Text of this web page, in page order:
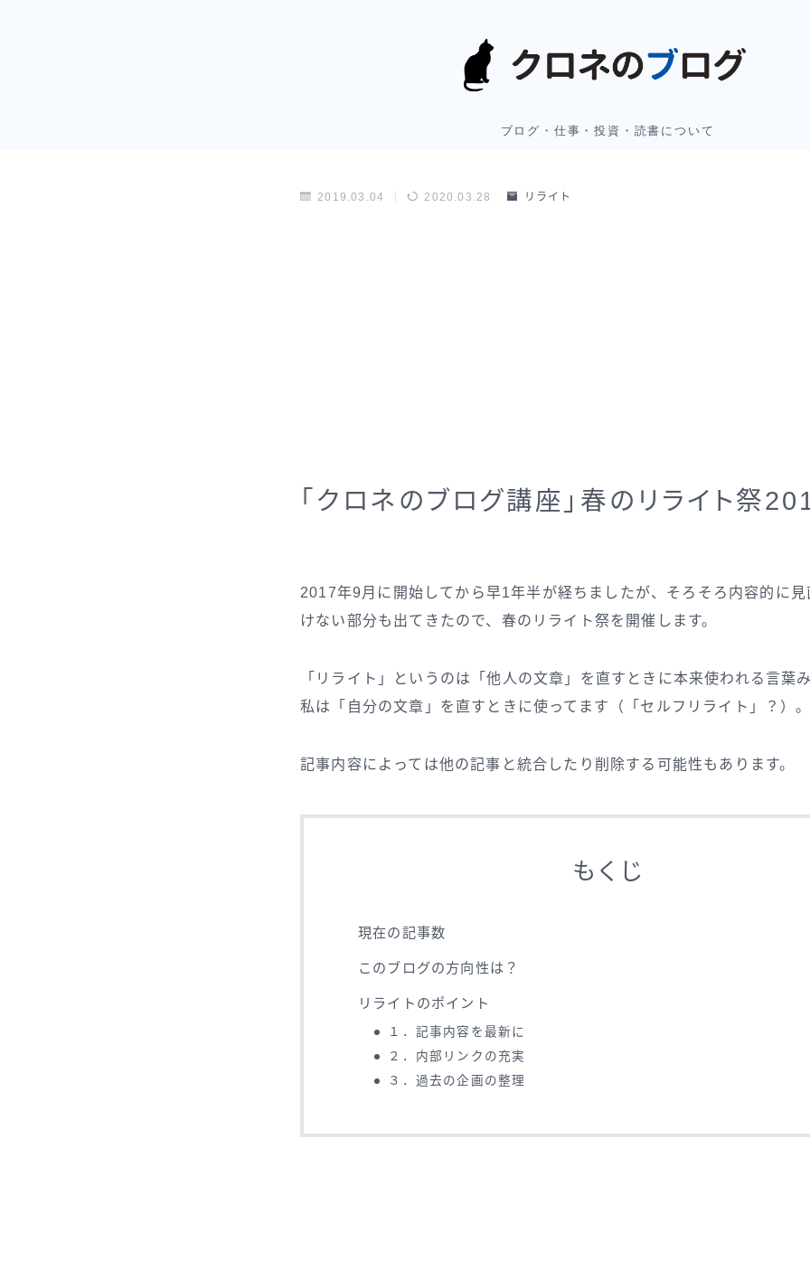
ブログ・仕事・投資・読書について
2019.03.04 2020.03.28 リライト
「クロネのブログ講座」春のリライト祭
2017年9月に開始してから早1年半が経ちましたが、そろそろ内容的に見
けない部分も出てきたので、春のリライト祭を開催します。
「リライト」というのは「他人の文章」を直すときに本来使われる言葉
私は「自分の文章」を直すときに使ってます（「セルフリライト」？）。
記事内容によっては他の記事と統合したり削除する可能性もあります。
もくじ
現在の記事数
このブログの方向性は？
リライトのポイント
１．記事内容を最新に
２．内部リンクの充実
３．過去の企画の整理